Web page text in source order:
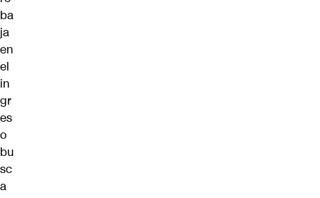
ba
ja
en
el
in
gr
es
o
bu
sc
a